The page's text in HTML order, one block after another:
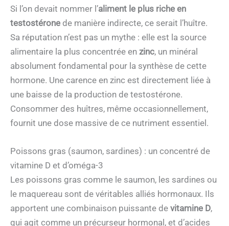
Si l’on devait nommer l’aliment le plus riche en
testostérone de manière indirecte, ce serait l’huître.
Sa réputation n’est pas un mythe : elle est la source
alimentaire la plus concentrée en zinc, un minéral
absolument fondamental pour la synthèse de cette
hormone. Une carence en zinc est directement liée à
une baisse de la production de testostérone.
Consommer des huîtres, même occasionnellement,
fournit une dose massive de ce nutriment essentiel.
Poissons gras (saumon, sardines) : un concentré de
vitamine D et d’oméga-3
Les poissons gras comme le saumon, les sardines ou
le maquereau sont de véritables alliés hormonaux. Ils
apportent une combinaison puissante de vitamine D,
qui agit comme un précurseur hormonal, et d’acides